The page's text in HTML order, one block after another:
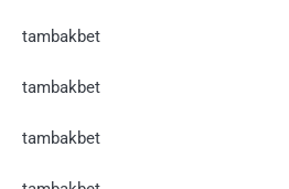
tambakbet
tambakbet
tambakbet